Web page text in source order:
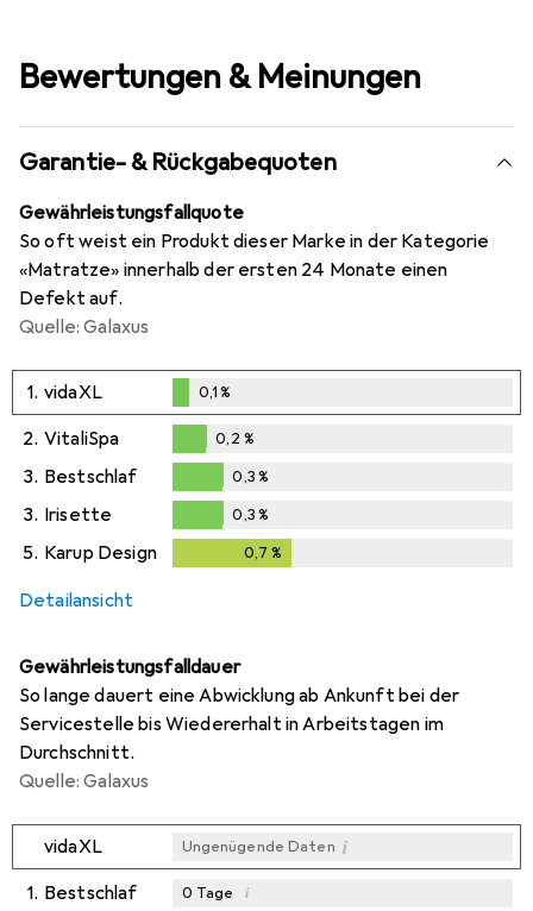
Bewertungen & Meinungen
Garantie- & Rückgabequoten
Gewährleistungsfallquote
So oft weist ein Produkt dieser Marke in der Kategorie
«Matratze» innerhalb der ersten 24 Monate einen
Defekt auf.
Quelle: Galaxus
1. vidaXL
0,1%
0,1%
2. VitaliSpa
0,2%
0,2 %
3. Bestschlaf
0,3%
0,3%
3. Irisette
0,3%
0,3%
5. Karup Design 0,7 %
Detailansicht
Gewährleistungsfalldauer
So lange dauert eine Abwicklung ab Ankunft bei der
Servicestelle bis Wiedererhalt in Arbeitstagen im
Durchschnitt.
Quelle: Galaxus
vidaXL Ungenügende Daten i
1. Bestschlaf 0 Tage i